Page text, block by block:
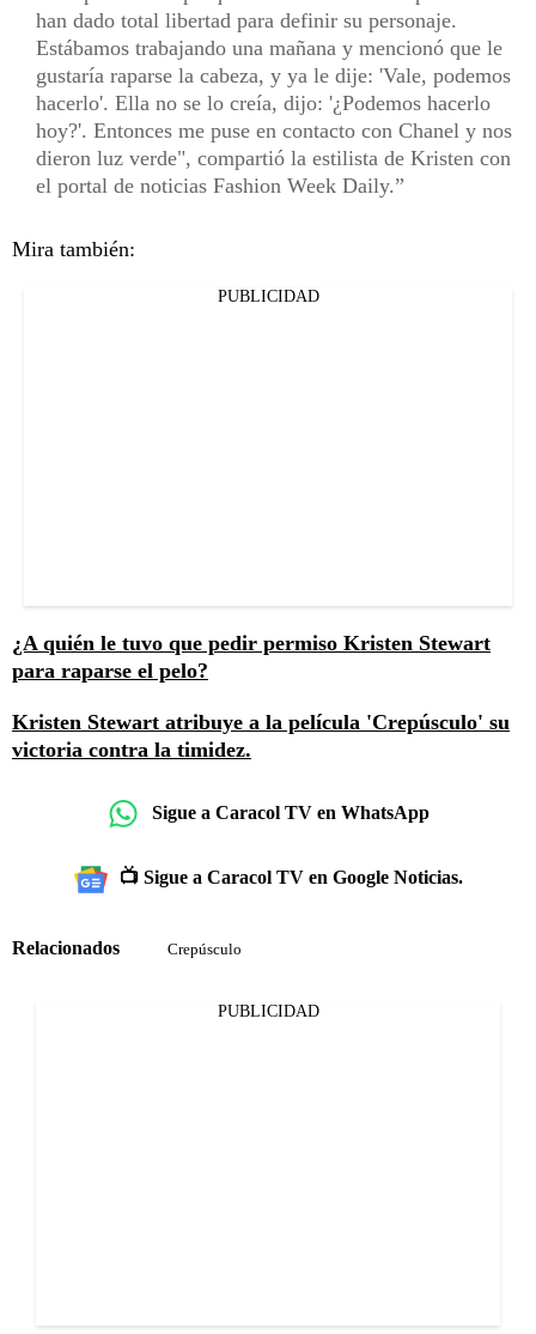
han dado total libertad para definir su personaje.
Estábamos trabajando una mañana y mencionó que le
gustaría raparse la cabeza, y ya le dije: 'Vale, podemos
hacerlo'. Ella no se lo creía, dijo: '¿Podemos hacerlo
hoy?'. Entonces me puse en contacto con Chanel y nos
dieron luz verde", compartió la estilista de Kristen con
el portal de noticias Fashion Week Daily.
Mira también:
PUBLICIDAD
¿A quién le tuvo que pedir permiso Kristen Stewart
para raparse el pelo?
Kristen Stewart atribuye a la película 'Crepúsculo' su
victoria contra la timidez.
Sigue a Caracol TV en WhatsApp
📺 Sigue a Caracol TV en Google Noticias.
Relacionados Crepúsculo
PUBLICIDAD